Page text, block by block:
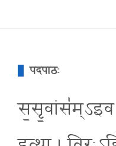
पदपाठः
स॒सृ॒वांस॑म्ऽइव